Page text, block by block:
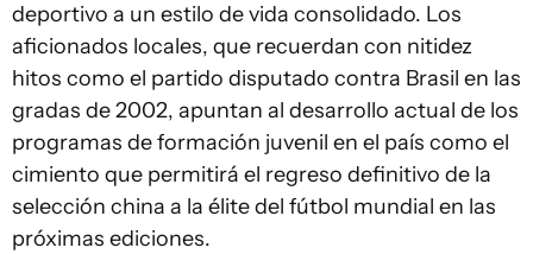
deportivo a un estilo de vida consolidado. Los
aficionados locales, que recuerdan con nitidez
hitos como el partido disputado contra Brasil en las
gradas de 2002, apuntan al desarrollo actual de los
programas de formación juvenil en el país como el
cimiento que permitirá el regreso definitivo de la
selección china a la élite del fútbol mundial en las
próximas ediciones.